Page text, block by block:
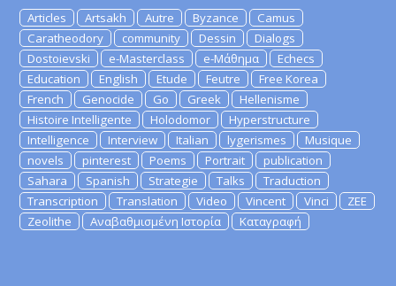
Articles Artsakh Autre Byzance
Camus
Caratheodory
community Dessin
Dialogs
Dostoievski
e-Masterclass e-Μάθημα
Echecs
Education
English Etude Feutre
Free Korea
French
Genocide Go Greek
Hellenisme
Histoire Intelligente
Holodomor
Hyperstructure
Intelligence
Interview Italian lygerismes
Musique
novels
pinterest Poems Portrait
publication
Sahara
Spanish Strategie Talks
Traduction
Transcription
Translation Video Vincent Vinci
ZEE
Zeolithe
Αναβαθμισμένη Ιστορία Καταγραφή